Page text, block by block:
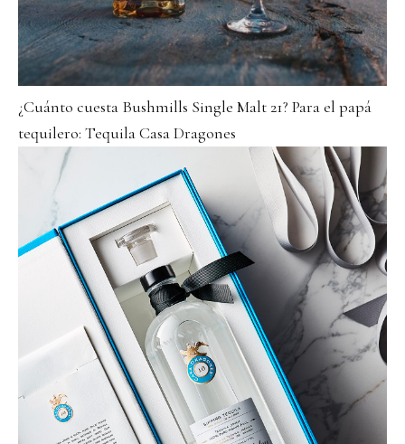
¿Cuánto cuesta Bushmills Single Malt 21? Para el papá
tequilero: Tequila Casa Dragones